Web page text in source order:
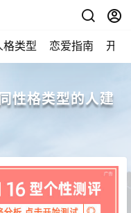
格类型 恋爱指南 开始
性格类型的人建